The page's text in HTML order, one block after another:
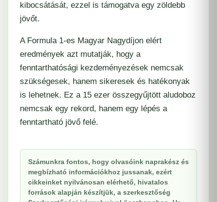
kibocsátását, ezzel is támogatva egy zöldebb
jövőt.
A Formula 1-es Magyar Nagydíjon elért
eredmények azt mutatják, hogy a
fenntarthatósági kezdeményezések nemcsak
szükségesek, hanem sikeresek és hatékonyak
is lehetnek. Ez a 15 ezer összegyűjtött aludoboz
nemcsak egy rekord, hanem egy lépés a
fenntartható jövő felé.
Számunkra fontos, hogy olvasóink naprakész és
megbízható információkhoz jussanak, ezért
cikkeinket nyilvánosan elérhető, hivatalos
források alapján készítjük, a szerkesztőség